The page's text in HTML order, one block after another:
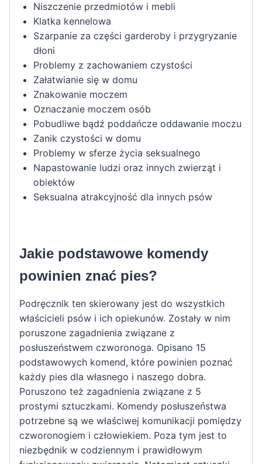
Niszczenie przedmiotów i mebli
Klatka kennelowa
Szarpanie za części garderoby i przygryzanie
dłoni
Problemy z zachowaniem czystości
Załatwianie się w domu
Znakowanie moczem
Oznaczanie moczem osób
Pobudliwe bądź poddańcze oddawanie moczu
Zanik czystości w domu
Problemy w sferze życia seksualnego
Napastowanie ludzi oraz innych zwierząt i
obiektów
Seksualna atrakcyjność dla innych psów
Jakie podstawowe komendy
powinien znać pies?
Podręcznik ten skierowany jest do wszystkich
właścicieli psów i ich opiekunów. Zostały w nim
poruszone zagadnienia związane z
posłuszeństwem czworonoga. Opisano 15
podstawowych komend, które powinien poznać
każdy pies dla własnego i naszego dobra.
Poruszono też zagadnienia związane z 5
prostymi sztuczkami. Komendy posłuszeństwa
potrzebne są we właściwej komunikacji pomiędzy
czworonogiem i człowiekiem. Poza tym jest to
niezbędnik w codziennym i prawidłowym